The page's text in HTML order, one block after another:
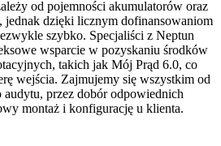
od pojemności akumulatorów oraz
jednak dzięki licznym dofinansowaniom
szybko. Specjaliści z Neptun
wsparcie w pozyskaniu środków
takich jak Mój Prąd 6.0, co
wejścia. Zajmujemy się wszystkim od
audytu, przez dobór odpowiednich
montaż i konfigurację u klienta.